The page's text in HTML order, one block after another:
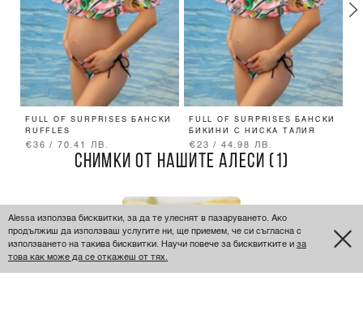
FULL OF SURPRISES БАНСКИ
RUFFLES
€36 / 70.41 ЛВ.
FULL OF SURPRISES БАНСКИ
БИКИНИ С НИСКА ТАЛИЯ
€23 / 44.98 ЛВ.
СНИМКИ ОТ НАШИТЕ АЛЕСИ (1)
Alessa използва бисквитки, за да те улеснят в пазаруването. Ако
продължиш да използваш услугите ни, ще приемем, че си съгласна с
използването на такива бисквитки. Научи повече за бисквитките и за
това как може да се откажеш от тях.